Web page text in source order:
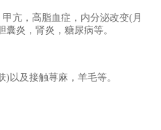
亢，高脂血症，内分泌改变(月
炎，肾炎，糖尿病等。
以及接触荨麻，羊毛等。